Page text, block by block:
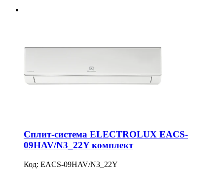
Сплит-система ELECTROLUX EACS-
09HAV/N3_22Y комплект
Код: EACS-09HAV/N3_22Y